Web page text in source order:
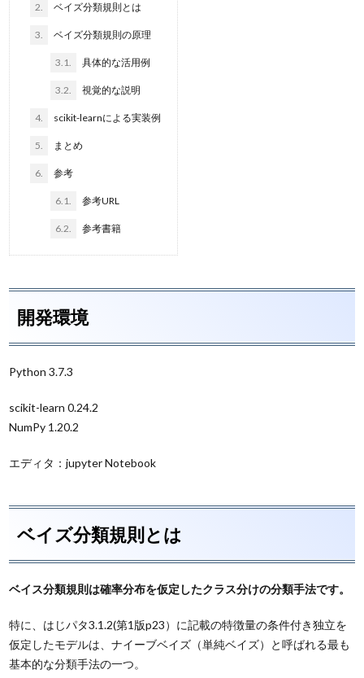
2. ベイズ分類規則とは
3. ベイズ分類規則の原理
3.1. 具体的な活用例
3.2. 視覚的な説明
4. scikit-learnによる実装例
5. まとめ
6. 参考
6.1. 参考URL
6.2. 参考書籍
開発環境
Python 3.7.3
scikit-learn 0.24.2
NumPy 1.20.2
エディタ：jupyter Notebook
ベイズ分類規則とは
ベイス分類規則は確率分布を仮定したクラス分けの分類手法です。
特に、はじパタ3.1.2(第1版p23）に記載の特徴量の条件付き独立を
仮定したモデルは、ナイーブベイズ（単純ベイズ）と呼ばれる最も
基本的な分類手法の一つ。